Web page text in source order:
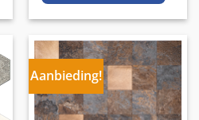
Aanbieding!